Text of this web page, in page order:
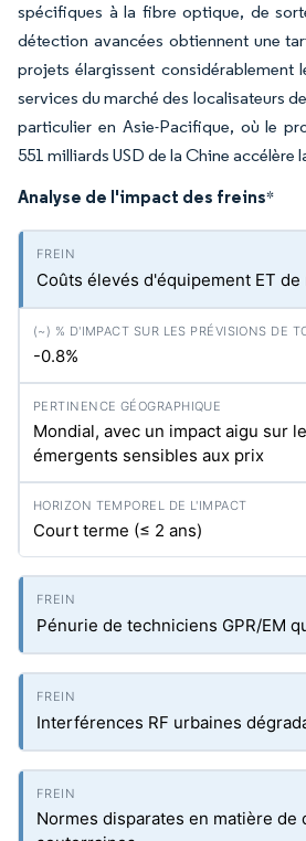
spécifiques à la fibre optique, de
détection avancées obtiennent une
projets élargissent considérablement
services du marché des localisateurs
particulier en Asie-Pacifique, où le
551 milliards USD de la Chine accélère
Analyse de l'impact des freins*
Coûts élevés d'équipement ET de
-0.8%
Mondial, avec un impact aigu sur
émergents sensibles aux prix
Court terme (≤ 2 ans)
Pénurie de techniciens GPR/EM
Interférences RF urbaines
Normes disparates en matière de